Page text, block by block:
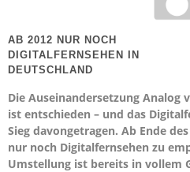
AB 2012 NUR NOCH
DIGITALFERNSEHEN IN
DEUTSCHLAND
Die Auseinandersetzung Analog
ist entschieden – und das
Sieg davongetragen. Ab Ende
nur noch Digitalfernsehen zu
Umstellung ist bereits in vollem